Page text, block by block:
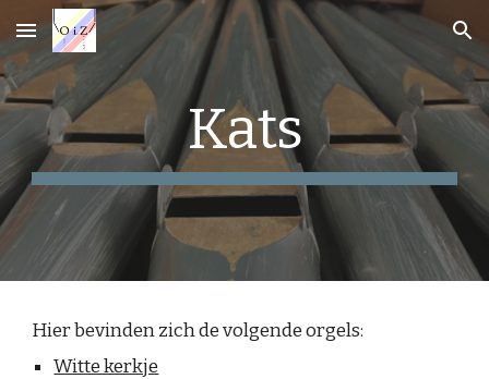
Skip to main content Skip to navigation
Kats
Hier bevinden zich de volgende orgels:
Witte kerkje